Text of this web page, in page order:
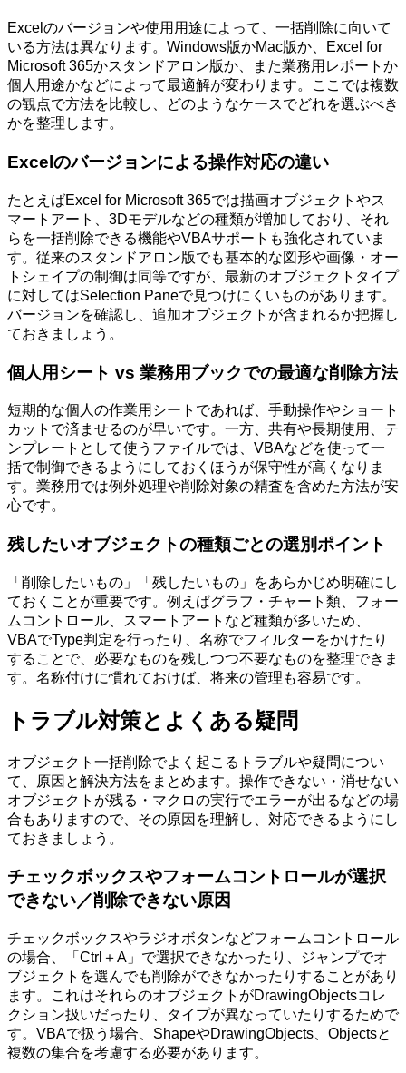
Excelのバージョンや使用用途によって、一括削除に向いて
いる方法は異なります。Windows版かMac版か、Excel for
Microsoft 365かスタンドアロン版か、また業務用レポートか
個人用途かなどによって最適解が変わります。ここでは複数
の観点で方法を比較し、どのようなケースでどれを選ぶべき
かを整理します。
Excelのバージョンによる操作対応の違い
たとえばExcel for Microsoft 365では描画オブジェクトやス
マートアート、3Dモデルなどの種類が増加しており、それ
らを一括削除できる機能やVBAサポートも強化されていま
す。従来のスタンドアロン版でも基本的な図形や画像・オー
トシェイプの制御は同等ですが、最新のオブジェクトタイプ
に対してはSelection Paneで見つけにくいものがあります。
バージョンを確認し、追加オブジェクトが含まれるか把握し
ておきましょう。
個人用シート vs 業務用ブックでの最適な削除方法
短期的な個人の作業用シートであれば、手動操作やショート
カットで済ませるのが早いです。一方、共有や長期使用、テ
ンプレートとして使うファイルでは、VBAなどを使って一
括で制御できるようにしておくほうが保守性が高くなりま
す。業務用では例外処理や削除対象の精査を含めた方法が安
心です。
残したいオブジェクトの種類ごとの選別ポイント
「削除したいもの」「残したいもの」をあらかじめ明確にし
ておくことが重要です。例えばグラフ・チャート類、フォー
ムコントロール、スマートアートなど種類が多いため、
VBAでType判定を行ったり、名称でフィルターをかけたり
することで、必要なものを残しつつ不要なものを整理できま
す。名称付けに慣れておけば、将来の管理も容易です。
トラブル対策とよくある疑問
オブジェクト一括削除でよく起こるトラブルや疑問につい
て、原因と解決方法をまとめます。操作できない・消せない
オブジェクトが残る・マクロの実行でエラーが出るなどの場
合もありますので、その原因を理解し、対応できるようにし
ておきましょう。
チェックボックスやフォームコントロールが選択
できない／削除できない原因
チェックボックスやラジオボタンなどフォームコントロール
の場合、「Ctrl＋A」で選択できなかったり、ジャンプでオ
ブジェクトを選んでも削除ができなかったりすることがあり
ます。これはそれらのオブジェクトがDrawingObjectsコレ
クション扱いだったり、タイプが異なっていたりするためで
す。VBAで扱う場合、ShapeやDrawingObjects、Objectsと
複数の集合を考慮する必要があります。